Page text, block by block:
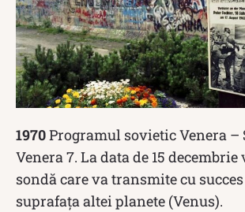
1970Programul sovietic Venera –
Venera 7. La data de 15
sondă care va transmite cu
suprafața altei planete (Venus).